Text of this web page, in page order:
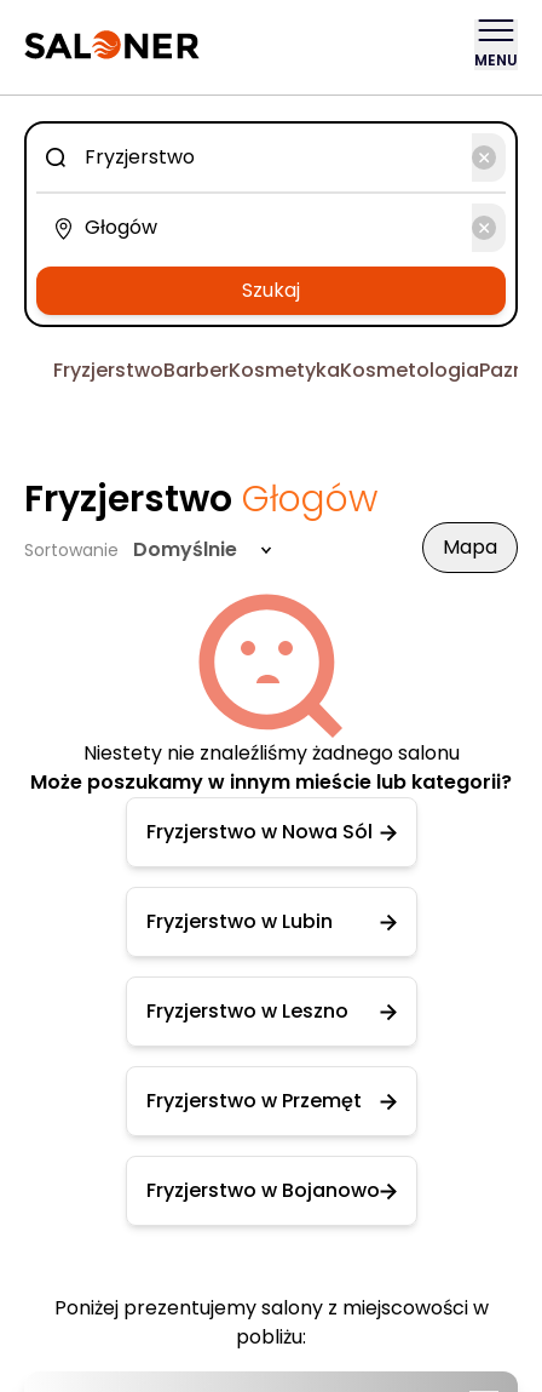
MENU
Szukaj
FryzjerstwoBarberKosmetykaKosmetologia
Fryzjerstwo Głogów
Sortowanie Domyślnie Mapa
Niestety nie znaleźliśmy żadnego salonu
Może poszukamy w innym mieście lub kategorii?
Fryzjerstwo w Nowa Sól
Fryzjerstwo w Lubin
Fryzjerstwo w Leszno
Fryzjerstwo w Przemęt
Fryzjerstwo w Bojanowo
Poniżej prezentujemy salony z miejscowości w
pobliżu: